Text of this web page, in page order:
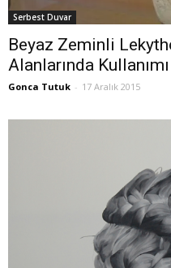
Serbest Duvar
Beyaz Zeminli
Alanlarında Kullanımı
Gonca Tutuk - 17 Aralık 2015